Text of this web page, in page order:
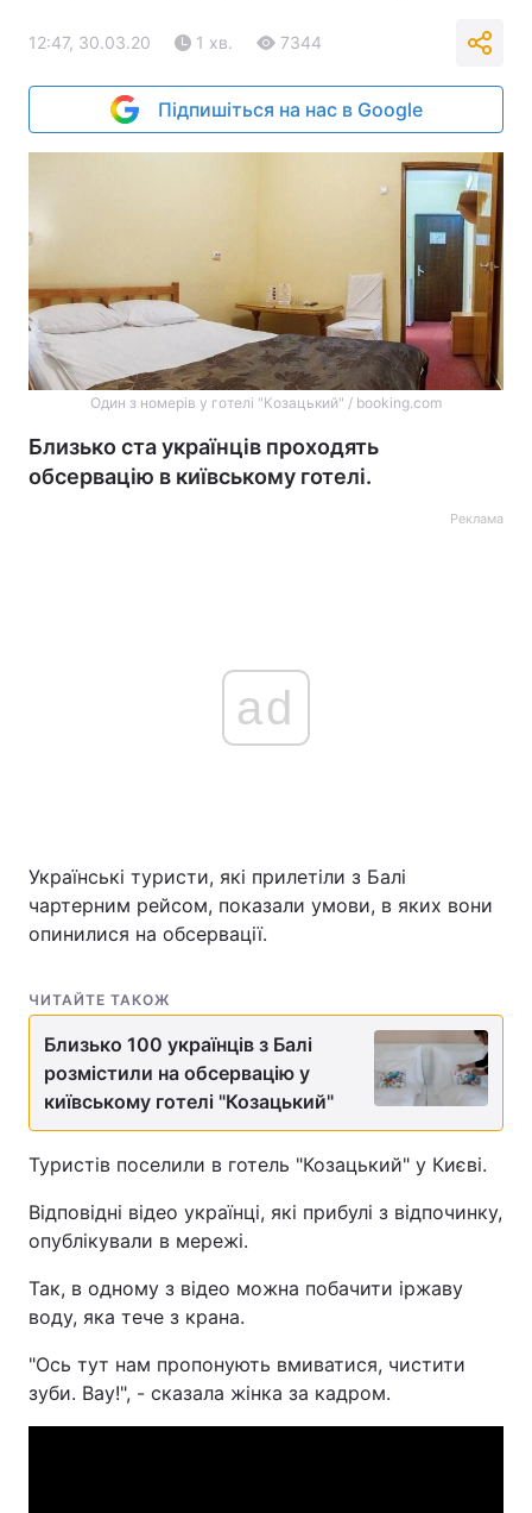
12:47, 30.03.20 1 хв. 7344
Підпишіться на нас в Google
Один з номерів у готелі "Козацький" / booking.com
Близько ста українців проходять
обсервацію в київському готелі.
Реклама
ad
Українські туристи, які прилетіли з Балі
чартерним рейсом, показали умови, в яких вони
опинилися на обсервації.
ЧИТАЙТЕ ТАКОЖ
Близько 100 українців з Балі
розмістили на обсервацію у
київському готелі "Козацький"
Туристів поселили в готель "Козацький" у Києві.
Відповідні відео українці, які прибулі з відпочинку,
опублікували в мережі.
Так, в одному з відео можна побачити іржаву
воду, яка тече з крана.
"Ось тут нам пропонують вмиватися, чистити
зуби. Вау!", - сказала жінка за кадром.